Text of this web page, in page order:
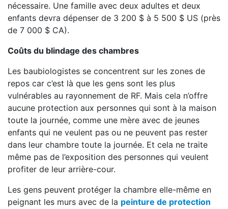
nécessaire. Une famille avec deux adultes et deux
enfants devra dépenser de 3 200 $ à 5 500 $ US (près
de 7 000 $ CA).
Coûts du blindage des chambres
Les baubiologistes se concentrent sur les zones de
repos car c’est là que les gens sont les plus
vulnérables au rayonnement de RF. Mais cela n’offre
aucune protection aux personnes qui sont à la maison
toute la journée, comme une mère avec de jeunes
enfants qui ne veulent pas ou ne peuvent pas rester
dans leur chambre toute la journée. Et cela ne traite
même pas de l’exposition des personnes qui veulent
profiter de leur arrière-cour.
Les gens peuvent protéger la chambre elle-même en
peignant les murs avec de la peinture de protection